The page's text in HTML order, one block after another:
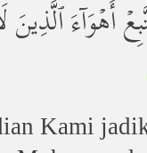
أَهۡوَاۤءَ ٱلَّذِینَ
Kami